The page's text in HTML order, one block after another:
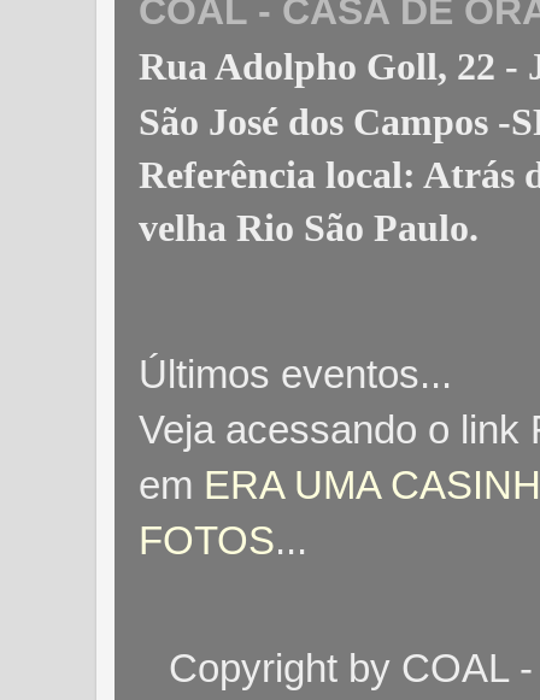
COAL - CASA DE
Rua Adolpho Goll, 22
São José dos Campos -
Referência local: Atrás
velha Rio São Paulo.
Últimos eventos...
Veja acessando o link
em ERA UMA
FOTOS...
Copyright by COAL